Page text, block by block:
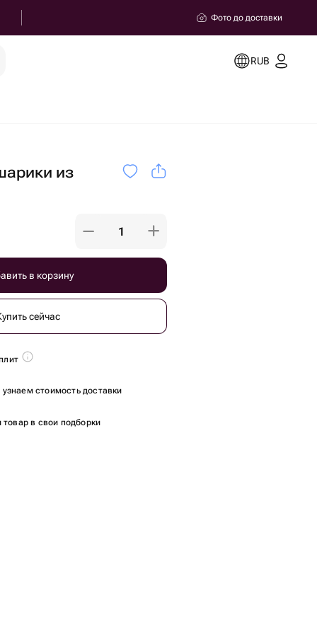
Фото до доставки
RUB
из
в корзину
сейчас
стоимость доставки
в свои подборки